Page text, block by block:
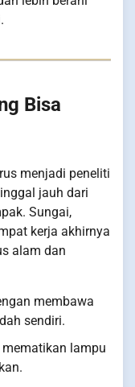
Bisa
menjadi peneliti
jauh dari
Sungai,
kerja akhirnya
alam dan
membawa
sendiri.
lampu